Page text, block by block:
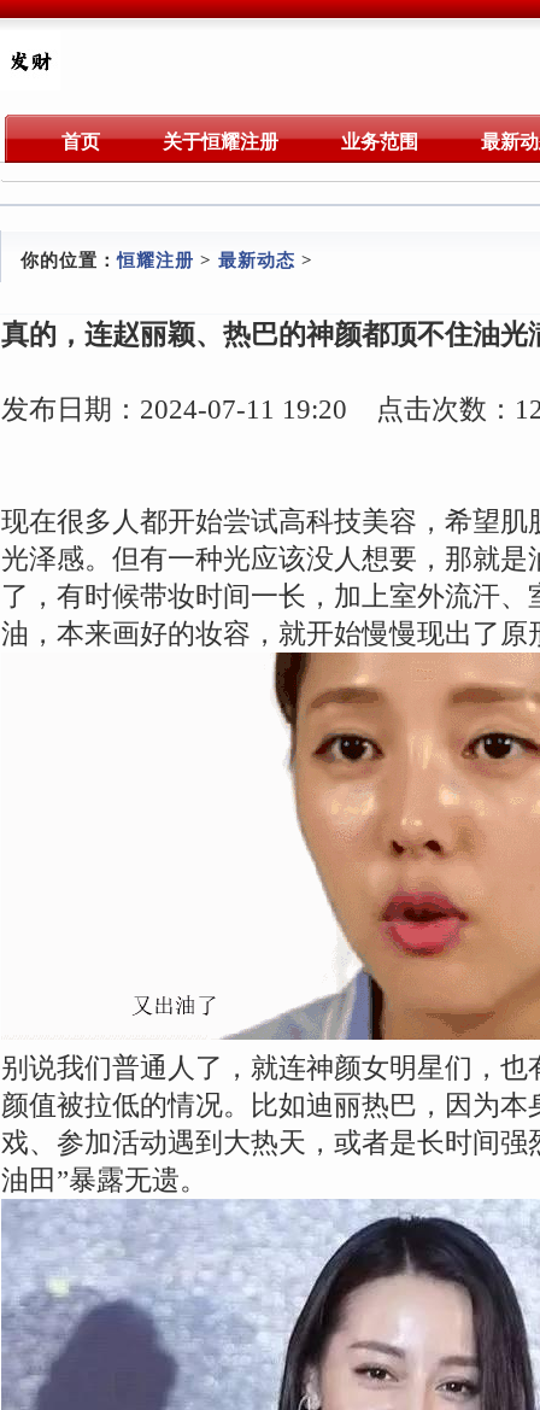
首页 关于恒耀注册 业务范围 最新
你的位置：恒耀注册 > 最新动态 >
真的，连赵丽颖、热巴的神颜都顶不住油光
发布日期：2024-07-11 19:20 点击次数：
现在很多人都开始尝试高科技美容，希望
光泽感。但有一种光应该没人想要，那就
了，有时候带妆时间一长，加上室外流汗
油，本来画好的妆容，就开始慢慢现出了原
别说我们普通人了，就连神颜女明星们，
颜值被拉低的情况。比如迪丽热巴，因为
戏、参加活动遇到大热天，或者是长时间强
油田”暴露无遗。